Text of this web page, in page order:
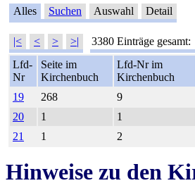
Alles Suchen Auswahl Detail
|< < > >| 3380 Einträge gesamt:
Lfd-
Nr
Seite im
Kirchenbuch
Lfd-Nr im
Kirchenbuch
19
268 9
20
1 1
21
1 2
Hinweise zu den